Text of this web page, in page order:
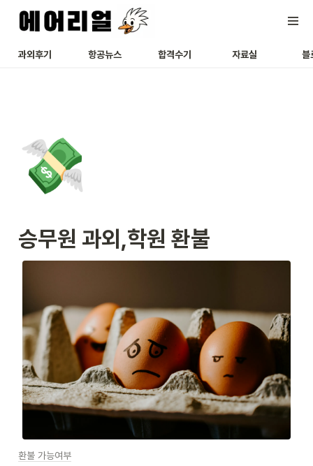
과외후기 항공뉴스 합격수기 자료실 블
💸
승무원 과외,학원 환불
환불 가능여부